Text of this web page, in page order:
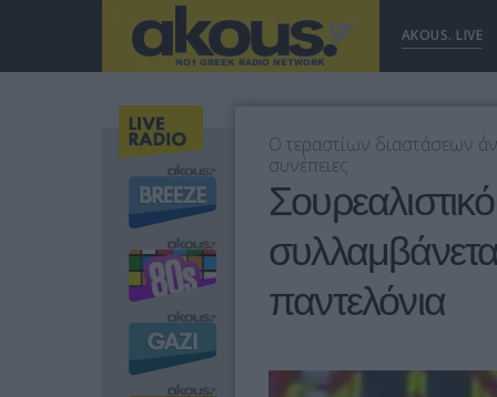
AKOUS. LIVE
O τεραστίων διαστάσεων
συνέπειες
παντελόνια